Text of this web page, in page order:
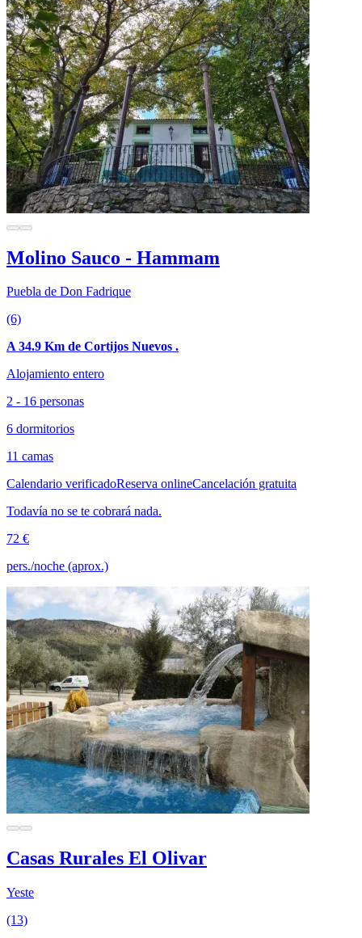
Molino Sauco - Hammam
Puebla de Don Fadrique
(6)
A 34.9 Km de Cortijos Nuevos .
Alojamiento entero
2 - 16 personas
6 dormitorios
11 camas
Calendario verificadoReserva onlineCancelación gratuita
Todavía no se te cobrará nada.
72 €
pers./noche (aprox.)
Casas Rurales El Olivar
Yeste
(13)